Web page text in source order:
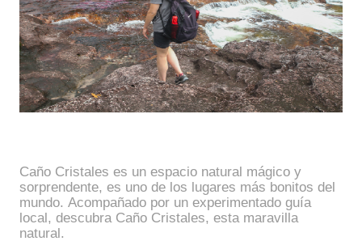
Caño Cristales es un espacio natural mágico y
sorprendente, es uno de los lugares más bonitos del
mundo. Acompañado por un experimentado guía
local, descubra Caño Cristales, esta maravilla
natural.